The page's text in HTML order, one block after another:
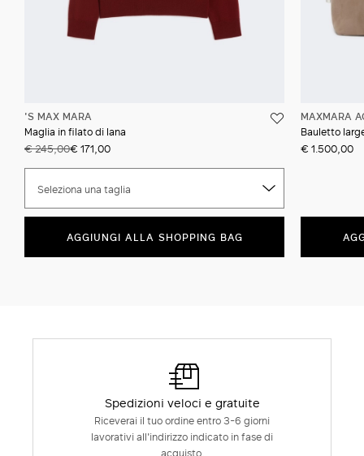
'S MAX MARA
Maglia in filato di lana
€ 245,00€ 171,00
Seleziona una taglia
AGGIUNGI ALLA SHOPPING BAG
MAXMARA
Bauletto
€ 1.500,00
Spedizioni veloci e gratuite
Riceverai il tuo ordine entro 3-6 giorni
lavorativi all'indirizzo indicato in fase di
acquisto.